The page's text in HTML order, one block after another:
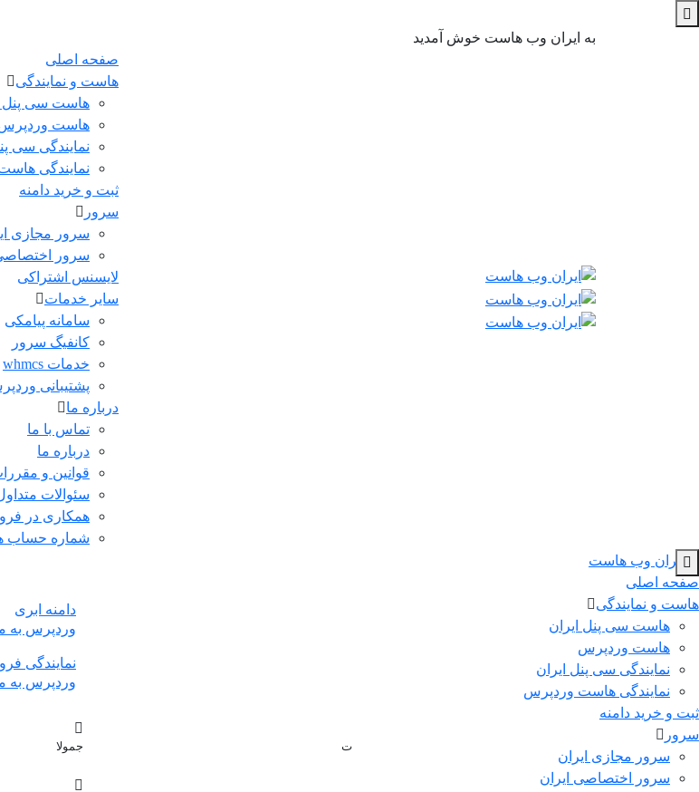
به ایران وب هاست خوش آمدید
صفحه اصلی
هاست و نمایندگی
هاست سی پنل
هاست
نمایندگی سی
نمایندگی
ثبت و خرید دامنه
سرور
سرور مجازی
سرور
لایسنس اشتراکی
سایر خدمات
سامانه پیامکی
کانفیگ سرور
خدمات whmcs
پشتیبانی
درباره ما
تماس با ما
درباره ما
قوانین و
سئوالات
همکاری در
شماره حساب
صفحه اصلی
هاست و نمایندگی
هاست سی پنل ایران
هاست وردپرس
نمایندگی سی پنل ایران
نمایندگی هاست وردپرس
ثبت و خرید دامنه
سرور
سرور مجازی ایران
سرور اختصاصی ایران
خدمات پیشنهادی
دامنه ایمیل
میزبانی ایمیل به
دامنه ابری
وردپرس به
دامنه بازی
وردپرس به محبوب‌ترین
نمایندگی
وردپرس به
اسکریپت های قابل نصب
وردپرس هاتس پات جمولا